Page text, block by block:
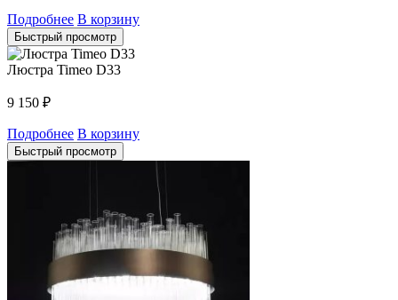
Подробнее В корзину
Быстрый просмотр
Люстра Timeo D33
9 150 ₽
Подробнее В корзину
Быстрый просмотр